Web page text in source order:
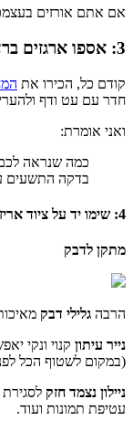
אם אתם אורזים בעצמכם
3: אספו ארגזים ברעל
קודם כל, הכירו את
חדר עם עט ודף
ואני אומרת:
כמה שנראה
בדקה התשעים
4: שימו יד על ציוד אריזה
מתקן לדבק
הרבה גלילי דבק
נייר עיתון קנוי ונקי
(במקום לשטוף הכל
ניילון נצמד חזק
עטיפת תמונות ועוד.